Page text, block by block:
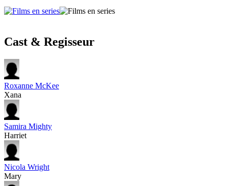
Cast & Regisseur
Roxanne McKee
Xana
Samira Mighty
Harriet
Nicola Wright
Mary